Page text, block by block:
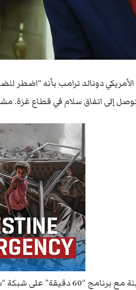
دونالد ترامب بأنه “اضطر
إلى اتفاق سلام في قطاع غزة.
وقال ترامب في مقابلة مع